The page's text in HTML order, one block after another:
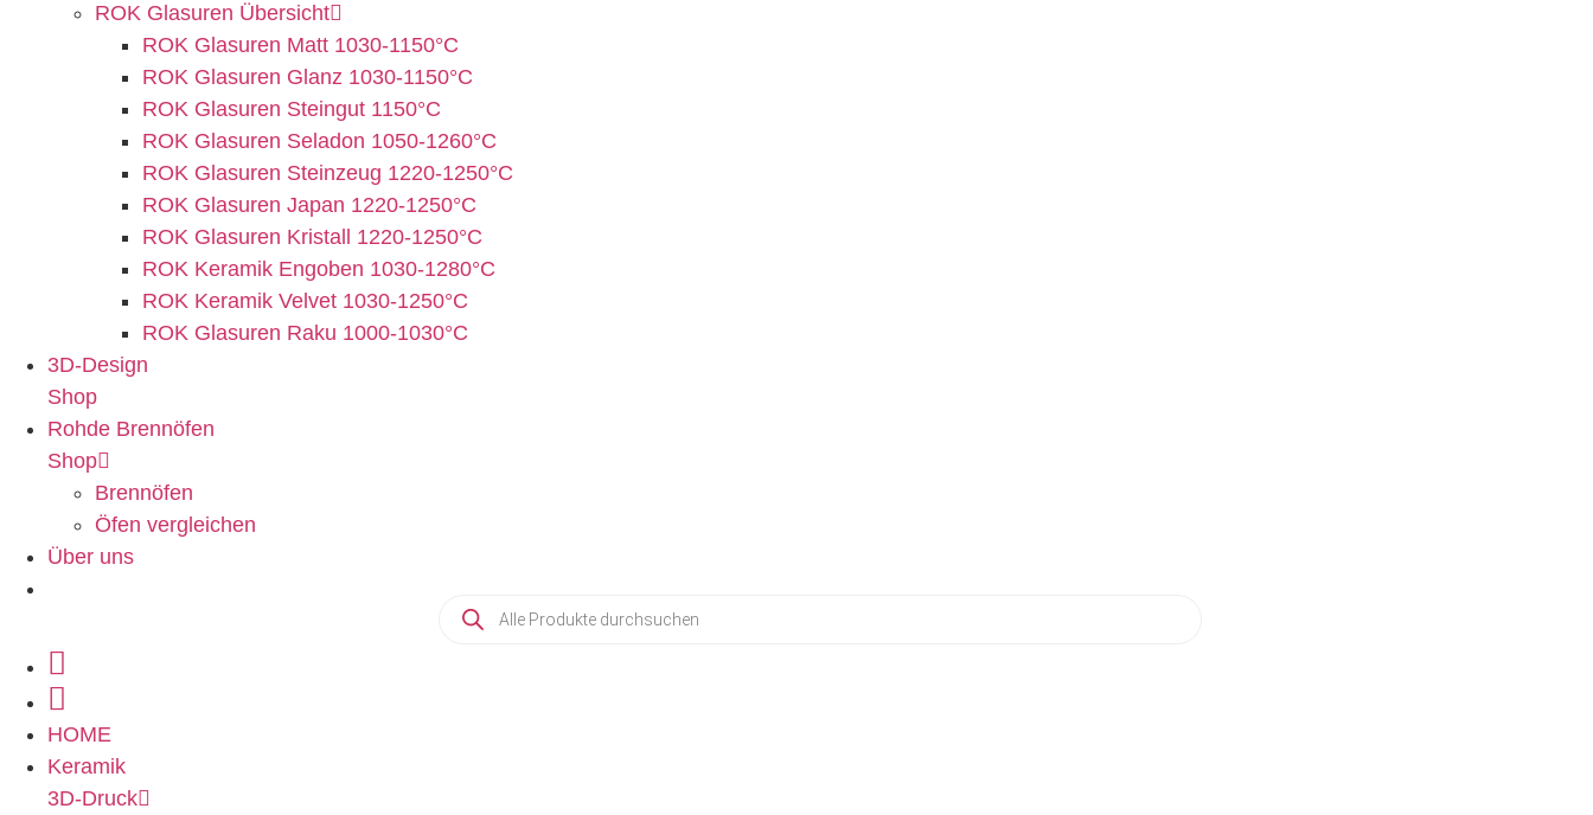
ROK Glasuren Übersicht
ROK Glasuren Matt 1030-1150°C
ROK Glasuren Glanz 1030-1150°C
ROK Glasuren Steingut 1150°C
ROK Glasuren Seladon 1050-1260°C
ROK Glasuren Steinzeug 1220-1250°C
ROK Glasuren Japan 1220-1250°C
ROK Glasuren Kristall 1220-1250°C
ROK Keramik Engoben 1030-1280°C
ROK Keramik Velvet 1030-1250°C
ROK Glasuren Raku 1000-1030°C
3D-Design
Shop
Rohde Brennöfen
Shop
Brennöfen
Öfen vergleichen
Über uns
HOME
Keramik
3D-Druck